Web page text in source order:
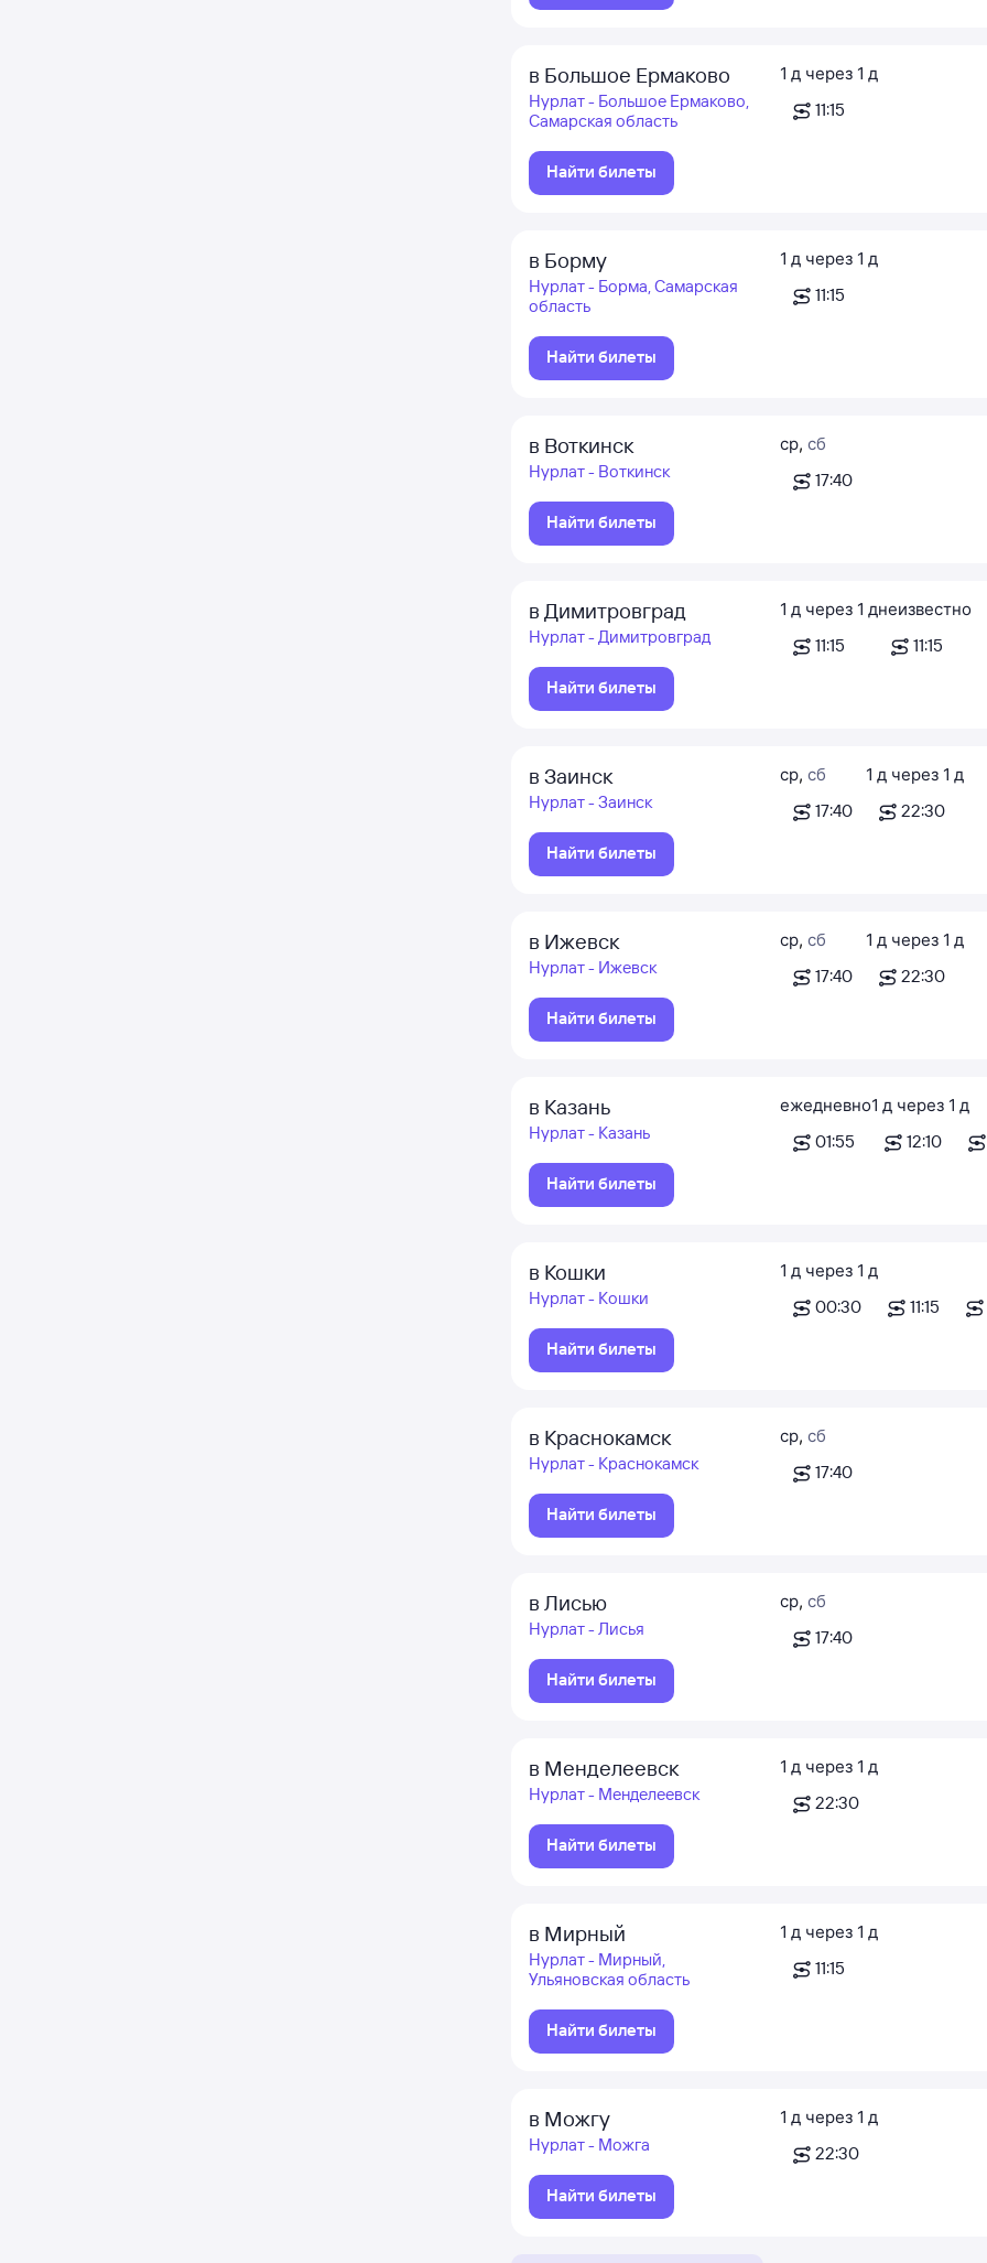
в Большое Ермаково
Нурлат - Большое Ермаково,
Самарская область
Найти билеты
1 д через 1 д
11:15
в Борму
Нурлат - Борма, Самарская
область
Найти билеты
1 д через 1 д
11:15
в Воткинск
Нурлат - Воткинск
Найти билеты
ср, сб
17:40
в Димитровград
Нурлат - Димитровград
Найти билеты
1 д через 1 д
11:15
неизвестно
11:15
в Заинск
Нурлат - Заинск
Найти билеты
ср, сб
17:40
1 д через 1 д
22:30
в Ижевск
Нурлат - Ижевск
Найти билеты
ср, сб
17:40
1 д через 1 д
22:30
в Казань
Нурлат - Казань
Найти билеты
ежедневно
01:55
1 д через 1 д
12:10
в Кошки
Нурлат - Кошки
Найти билеты
1 д через 1 д
00:30
11:15
в Краснокамск
Нурлат - Краснокамск
Найти билеты
ср, сб
17:40
в Лисью
Нурлат - Лисья
Найти билеты
ср, сб
17:40
в Менделеевск
Нурлат - Менделеевск
Найти билеты
1 д через 1 д
22:30
в Мирный
Нурлат - Мирный,
Ульяновская область
Найти билеты
1 д через 1 д
11:15
в Можгу
Нурлат - Можга
Найти билеты
1 д через 1 д
22:30